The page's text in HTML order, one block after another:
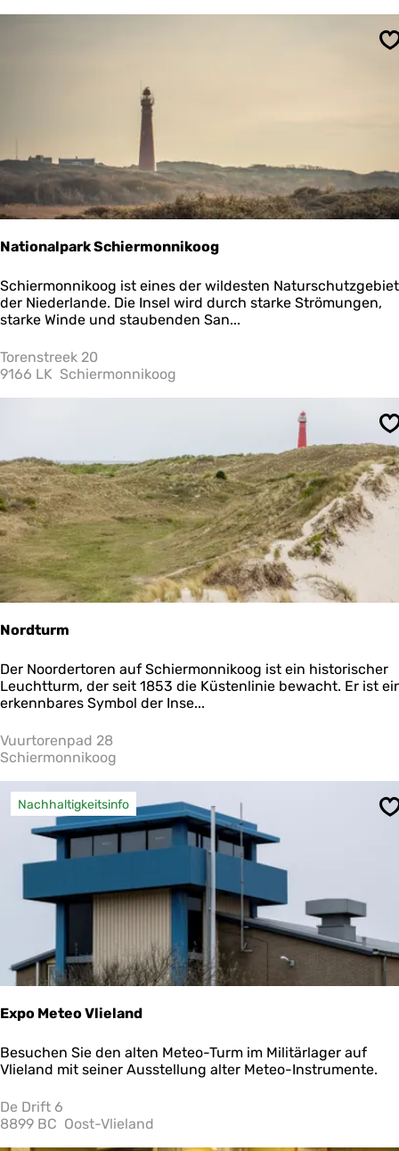
r
Nationalpark Schiermonnikoog
N
a
t
o
n
l
k
S
c
h
i
e
r
m
o
n
n
k
o
o
Schiermonnikoog ist eines der wildesten
der Niederlande. Die Insel wird durch starke Strömungen,
starke Winde und staubenden San...
Torenstreek 20
9166 LK Schiermonnikoog
Nordturm
N
o
r
t
u
m
Der Noordertoren auf Schiermonnikoog ist ein historischer
Leuchtturm, der seit 1853 die Küstenlinie bewacht. Er ist
erkennbares Symbol der Inse...
Vuurtorenpad 28
Schiermonnikoog
Expo Meteo Vlieland
E
x
o
M
Nachhaltigkeitsinfo
Besuchen Sie den alten Meteo-Turm im Militärlager auf
Vlieland mit seiner Ausstellung alter Meteo-Instrumente.
De Drift 6
8899 BC Oost-Vlieland